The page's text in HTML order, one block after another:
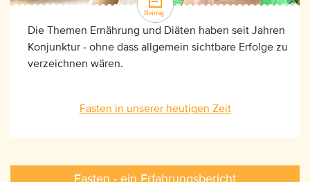
Die Themen Ernährung und Diäten haben seit Jahren
Konjunktur - ohne dass allgemein sichtbare Erfolge zu
verzeichnen wären.
Fasten in unserer heutigen Zeit
Fasten - ein Erfahrungsbericht